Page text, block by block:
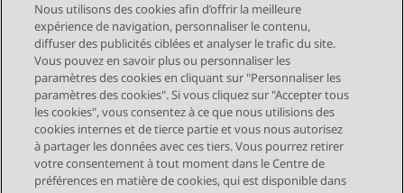
Send Feedback
Navigation par sujet
Sujet précédent Sujet suivant
Nous utilisons des cookies afin d’offrir la meilleure
expérience de navigation, personnaliser le contenu,
diffuser des publicités ciblées et analyser le trafic du site.
Vous pouvez en savoir plus ou personnaliser les
paramètres des cookies en cliquant sur "Personnaliser les
paramètres des cookies". Si vous cliquez sur "Accepter tous
les cookies", vous consentez à ce que nous utilisions des
cookies internes et de tierce partie et vous nous autorisez
à partager les données avec ces tiers. Vous pourrez retirer
votre consentement à tout moment dans le Centre de
préférences en matière de cookies, qui est disponible dans